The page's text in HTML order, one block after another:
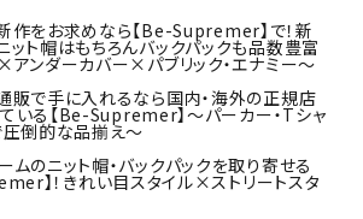
作をお求めなら【Be-Supremer】で！新
ット帽はもちろんバックパックも品数豊富
アンダーカバー×パブリック・エナミー～
販で手に入れるなら国内・海外の正規店
いる【Be-Supremer】～パーカー・Tシャ
圧倒的な品揃え～
ムのニット帽・バックパックを取り寄せる
】！きれい目スタイル×ストリートスタ